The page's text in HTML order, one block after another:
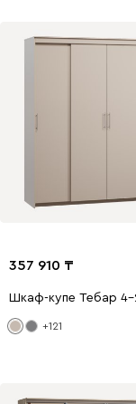
357 910
Шкаф-купе Тебар 4-
+121